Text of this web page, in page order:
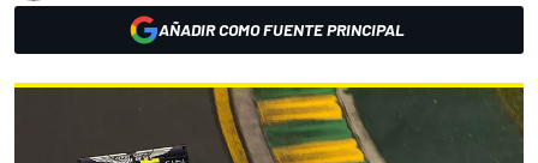
AÑADIR COMO FUENTE PRINCIPAL